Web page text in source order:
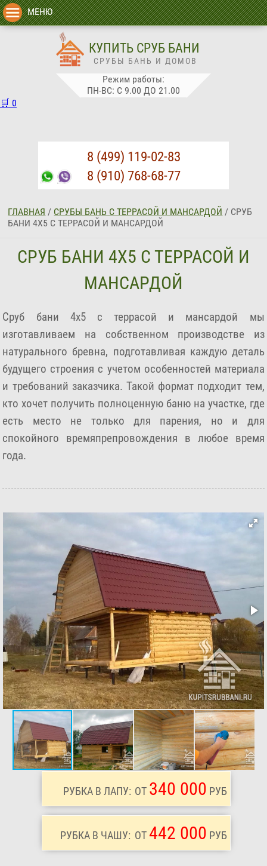
8 (499) 119-02-83
8 (910) 768-68-77
МЕНЮ
КУПИТЬ СРУБ БАНИ
СРУБЫ БАНЬ И ДОМОВ
Режим работы:
ПН-ВС: С 9.00 ДО 21.00
🛒 0
ГЛАВНАЯ / СРУБЫ БАНЬ С ТЕРРАСОЙ И МАНСАРДОЙ / СРУБ
БАНИ 4Х5 С ТЕРРАСОЙ И МАНСАРДОЙ
СРУБ БАНИ 4Х5 С ТЕРРАСОЙ И
МАНСАРДОЙ
Сруб бани 4х5 с террасой и мансардой мы
изготавливаем на собственном производстве из
натурального бревна, подготавливая каждую деталь
будущего строения с учетом особенностей материала
и требований заказчика. Такой формат подходит тем,
кто хочет получить полноценную баню на участке, где
есть место не только для парения, но и для
спокойного времяпрепровождения в любое время
года.
РУБКА В ЛАПУ: ОТ 340 000 РУБ
РУБКА В ЧАШУ: ОТ442 000 РУБ